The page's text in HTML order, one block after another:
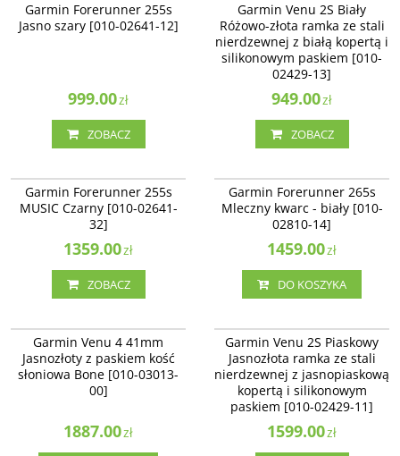
Garmin Forerunner 255s
Jasno szary [010-02641-12]
999.00zł
ZOBACZ
Garmin Venu 2S Biały
Różowo-złota ramka ze stali
nierdzewnej z białą kopertą i
silikonowym paskiem [010-
02429-13]
949.00zł
ZOBACZ
Garmin Forerunner 255s
MUSIC Czarny [010-02641-
32]
1359.00zł
ZOBACZ
NOWOŚĆ
Garmin Forerunner 265s
Mleczny kwarc - biały [010-
02810-14]
1459.00zł
DO KOSZYKA
NOWOŚĆ BESTSELLER
Garmin Venu 4 41mm
Jasnozłoty z paskiem kość
słoniowa Bone [010-03013-
00]
1887.00zł
BESTSELLER
Garmin Venu 2S Piaskowy
Jasnozłota ramka ze stali
nierdzewnej z jasnopiaskową
kopertą i silikonowym
paskiem [010-02429-11]
1599.00zł